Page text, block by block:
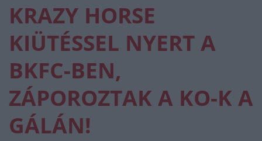
KRAZY HORSE
KIÜTÉSSEL NYERT A
BKFC-BEN,
ZÁPOROZTAK A KO-K A
GÁLÁN!